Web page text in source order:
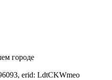
городе
erid: LdtCKWmeo